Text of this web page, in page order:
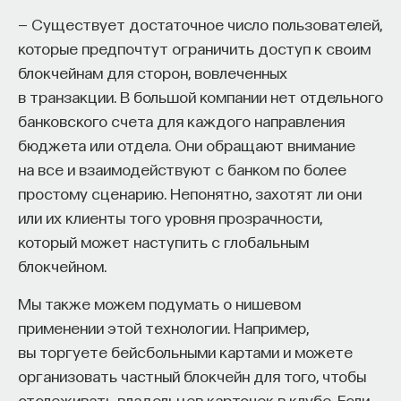
— Существует достаточное число пользователей,
которые предпочтут ограничить доступ к своим
блокчейнам для сторон, вовлеченных
в транзакции. В большой компании нет отдельного
банковского счета для каждого направления
бюджета или отдела. Они обращают внимание
на все и взаимодействуют с банком по более
простому сценарию. Непонятно, захотят ли они
или их клиенты того уровня прозрачности,
который может наступить с глобальным
блокчейном.
Мы также можем подумать о нишевом
применении этой технологии. Например,
вы торгуете бейсбольными картами и можете
организовать частный блокчейн для того, чтобы